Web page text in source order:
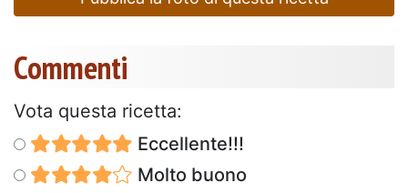
Commenti
Vota questa ricetta:
Eccellente!!!
Molto buono